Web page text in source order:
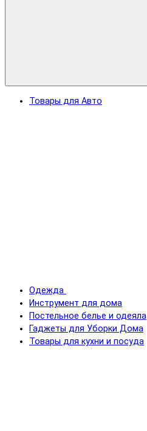
Товары для Авто
Одежда
Инструмент для дома
Постельное белье и одеяла
Гаджеты для Уборки Дома
Товары для кухни и посуда